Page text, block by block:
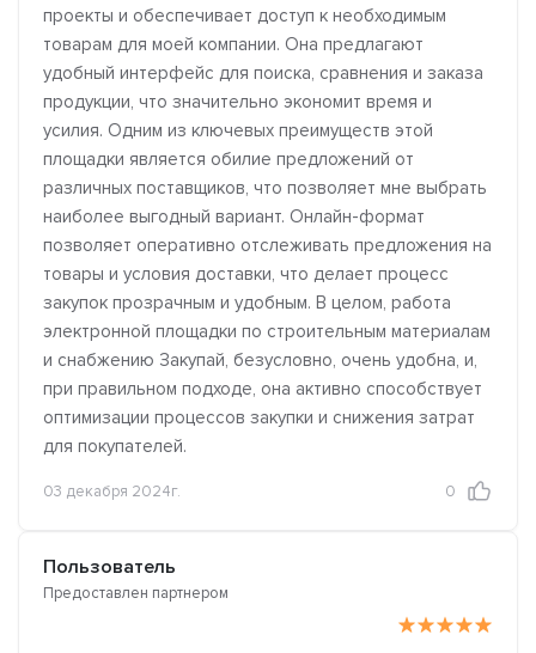
проекты и обеспечивает доступ к необходимым
товарам для моей компании. Она предлагают
удобный интерфейс для поиска, сравнения и заказа
продукции, что значительно экономит время и
усилия. Одним из ключевых преимуществ этой
площадки является обилие предложений от
различных поставщиков, что позволяет мне выбрать
наиболее выгодный вариант. Онлайн-формат
позволяет оперативно отслеживать предложения на
товары и условия доставки, что делает процесс
закупок прозрачным и удобным. В целом, работа
электронной площадки по строительным материалам
и снабжению Закупай, безусловно, очень удобна, и,
при правильном подходе, она активно способствует
оптимизации процессов закупки и снижения затрат
для покупателей.
03 декабря 2024г. 0
Пользователь
Предоставлен партнером